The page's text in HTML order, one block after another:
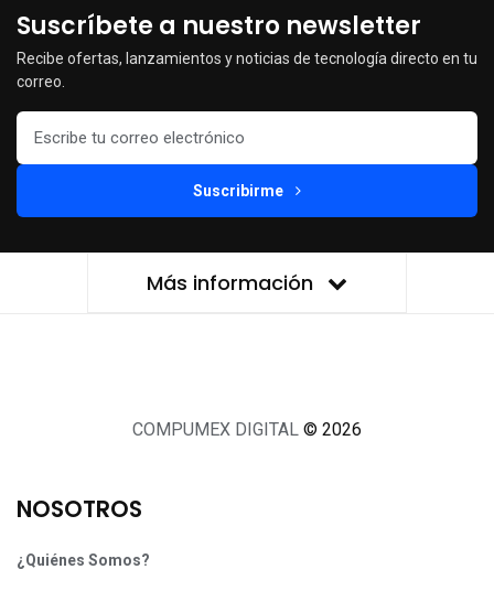
Suscríbete a nuestro newsletter
Recibe ofertas, lanzamientos y noticias de tecnología directo en tu
correo.
Suscribirme
Más información
COMPUMEX DIGITAL © 2026
NOSOTROS
¿Quiénes Somos?